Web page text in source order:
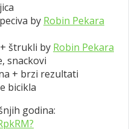
by Robin Pekara
štrukli by Robin Pekara
snackovi
+ brzi rezultati
bicikla
godina: